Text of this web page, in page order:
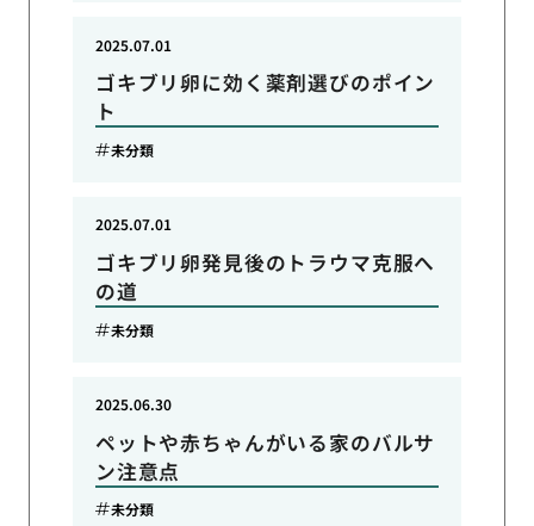
ゴキブリ卵に効く薬剤選びのポイン
ト
2025.07.01
未分類
ゴキブリ卵発見後のトラウマ克服へ
の道
2025.07.01
未分類
ペットや赤ちゃんがいる家のバルサ
ン注意点
2025.06.30
未分類